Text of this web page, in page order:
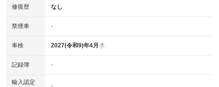
修復歴 なし
禁煙車 -
車検 2027(令和9)年4月 ?
記録簿 -
輸入認定
-